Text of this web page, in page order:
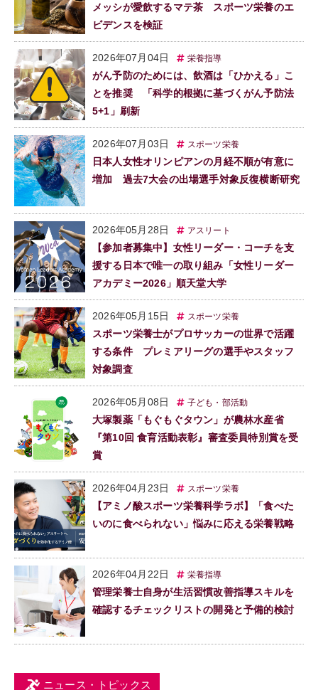
メッシが愛飲するマテ茶 スポーツ栄養のエ
ビデンスを検証
2026年07月04日 栄養指導
がん予防のためには、飲酒は「ひかえる」こ
とを推奨 「科学的根拠に基づくがん予防法
5+1」刷新
2026年07月03日 スポーツ栄養
日本人女性オリンピアンの月経不順が有意に
増加 過去7大会の出場選手対象反復横断研究
2026年05月28日 アスリート
【参加者募集中】女性リーダー・コーチを支
援する日本で唯一の取り組み「女性リーダー
アカデミー2026」順天堂大学
2026年05月15日 スポーツ栄養
スポーツ栄養士がプロサッカーの世界で活躍
する条件 プレミアリーグの選手やスタッフ
対象調査
2026年05月08日 子ども・部活動
大塚製薬「もぐもぐタウン」が農林水産省
『第10回 食育活動表彰』審査委員特別賞を受
賞
2026年04月23日 スポーツ栄養
【アミノ酸スポーツ栄養科学ラボ】「食べた
いのに食べられない」悩みに応える栄養戦略
2026年04月22日 栄養指導
管理栄養士自身が生活習慣改善指導スキルを
確認するチェックリストの開発と予備的検討
ニュース・トピックス